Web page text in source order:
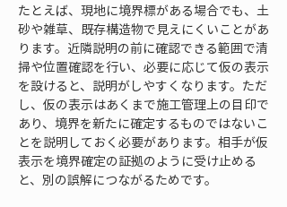
たとえば、現地に境界標がある場合でも、土
砂や雑草、既存構造物で見えにくいことがあ
ります。近隣説明の前に確認できる範囲で清
掃や位置確認を行い、必要に応じて仮の表示
を設けると、説明がしやすくなります。ただ
し、仮の表示はあくまで施工管理上の目印で
あり、境界を新たに確定するものではないこ
とを説明しておく必要があります。相手が仮
表示を境界確定の証拠のように受け止める
と、別の誤解につながるためです。